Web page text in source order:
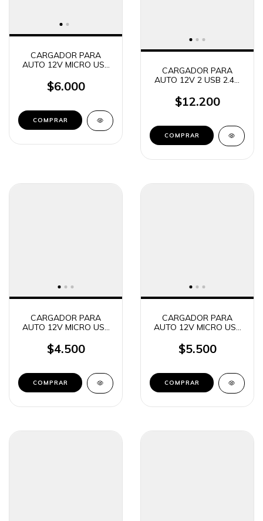
CARGADOR PARA
AUTO 12V MICRO USB
$6.000
COMPRAR
CARGADOR PARA
AUTO 12V 2 USB 2.4A
(MICRO USB - TIPO C -
LIGHTNING)
$12.200
COMPRAR
CARGADOR PARA
AUTO 12V MICRO USB
TIME TMCC 2303
$4.500
COMPRAR
CARGADOR PARA
AUTO 12V MICRO USB
M404
$5.500
COMPRAR